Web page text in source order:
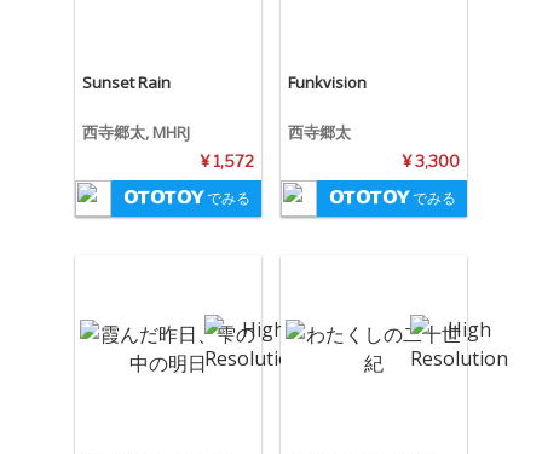
Sunset Rain
西寺郷太, MHRJ
¥ 1,572
でみる
Funkvision
西寺郷太
¥ 3,300
でみる